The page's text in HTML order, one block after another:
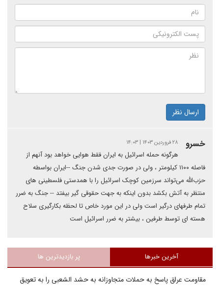
ارسال نظر
خسرو ۲۸ فروردین ۱۴۰۳ | ۱۴:۰۳
هرگونه حمله اسرائیل به ایران فقط هوایی خواهد بود آنهم از
فاصله ۱۱۰۰ کیلومتر ، ولی در صورت جدی شدن جنگ --ایران بواسطه
حزب‌الله می‌تواند سرزمین کوچک اسرائیل را با همدستی فلسطینی های
منتظر به آتش بکشد بدون اینکه به جهت حقوقی گیر بیفتد -- جنگ به ضرر
تمام طرفهای درگیر است ولی در این مورد خاص تا لحظه بکارگیری سلاح
هسته ای توسط طرفین ، بیشتر به ضرر اسرائیل است
آخرین خبرها پر بازدیدترین ها
مقاومت عراق پاسخ به حملات متجاوزانه به حشد الشعبی را به تعویق